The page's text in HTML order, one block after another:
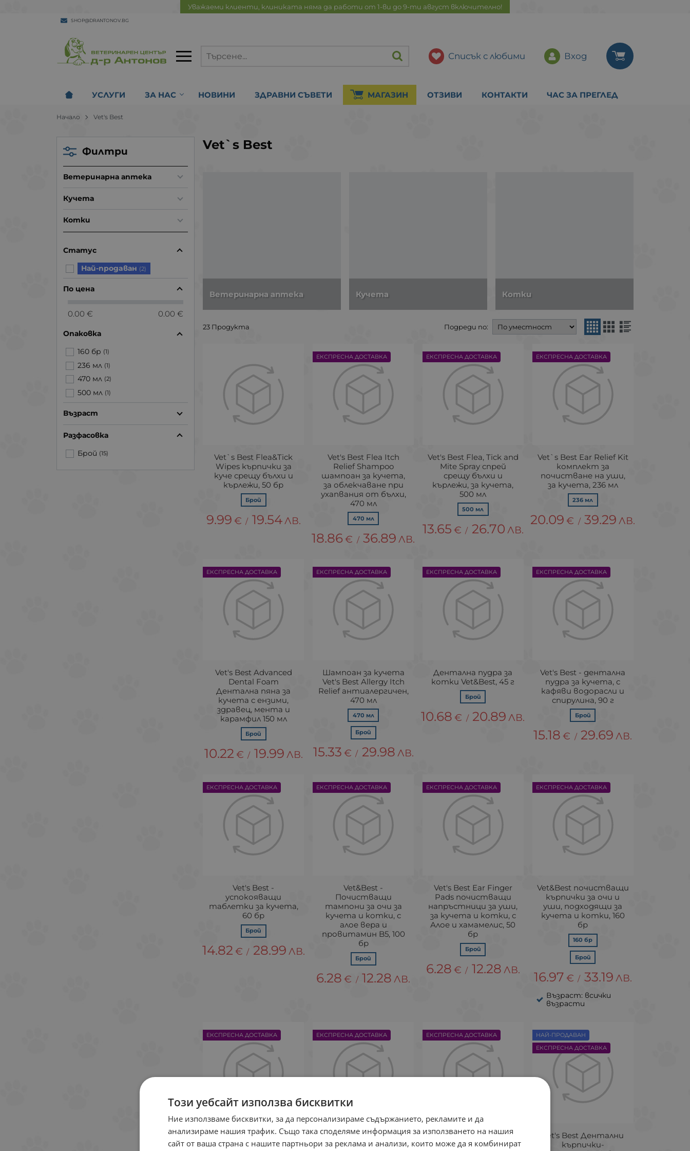
Уважаеми клиенти, клиниката няма да работи от 1-ви до 9-ти август включително!
SHOP@DRANTONOV.BG
Списък с любими Вход
УСЛУГИ ЗА НАС НОВИНИ ЗДРАВНИ СЪВЕТИ МАГАЗИН ОТЗИВИ КОНТАКТИ ЧАС ЗА ПРЕГЛЕД
Начало Vet's Best
Vet`s Best
Ветеринарна аптека Кучета Котки
23 Продукта Подреди по:
Vet`s Best Flea&Tick
Wipes кърпички за
куче срещу бълхи и
кърлежи, 50 бр
Брой
9.99 € / 19.54ЛВ.
Vet's Best Flea Itch
Relief Shampoo
шампоан за кучета,
за облекчаване при
ухапвания от бълхи,
470 мл
470 мл
18.86€ / 36.89 ЛВ.
ЕКСПРЕСНА ДОСТАВКА
Vet's Best Flea, Tick and
Mite Spray спрей
срещу бълхи и
кърлежи, за кучета,
500 мл
500 мл
13.65 € / 26.70 ЛВ.
ЕКСПРЕСНА ДОСТАВКА
Vet`s Best Ear Relief Kit
комплект за
почистване на уши,
за кучета, 236 мл
236 мл
20.09 € / 39.29 ЛВ.
ЕКСПРЕСНА ДОСТАВКА
Vet's Best Advanced
Dental Foam
Дентална пяна за
кучета с ензими,
здравец, мента и
карамфил 150 мл
Брой
10.22 € / 19.99 ЛВ.
ЕКСПРЕСНА ДОСТАВКА
Шампоан за кучета
Vet's Best Allergy Itch
Relief антиалергичен,
470 мл
470 мл
Брой
15.33 € / 29.98 ЛВ.
ЕКСПРЕСНА ДОСТАВКА
Дентална пудра за
котки Vet&Best, 45 г
Брой
10.68 € / 20.89 ЛВ.
ЕКСПРЕСНА ДОСТАВКА
Vet's Best - дентална
пудра за кучета, с
кафяви водорасли и
спирулина, 90 г
Брой
15.18 € / 29.69 ЛВ.
ЕКСПРЕСНА ДОСТАВКА
Vet's Best -
успокояващи
таблетки за кучета,
60 бр
Брой
14.82 € / 28.99 ЛВ.
ЕКСПРЕСНА ДОСТАВКА
Vet&Best -
Почистващи
тампони за очи за
кучета и котки, с
алое вера и
провитамин B5, 100
бр
Брой
6.28 € / 12.28 ЛВ.
ЕКСПРЕСНА ДОСТАВКА
Vet's Best Ear Finger
Pads почистващи
напръстници за уши,
за кучета и котки, с
Алое и хамамелис, 50
бр
Брой
6.28 € / 12.28 ЛВ.
ЕКСПРЕСНА ДОСТАВКА
Vet&Best почистващи
кърпички за очи и
уши, подходящи за
кучета и котки, 160
бр
160 бр
Брой
16.97 € / 33.19 ЛВ.
Възраст: всички
възрасти
ЕКСПРЕСНА ДОСТАВКА
Vet's Best Четка за
зъби-напръстник
ЕКСПРЕСНА ДОСТАВКА
Комплект за кучета
Vet&Best паста за
ЕКСПРЕСНА ДОСТАВКА
Vet's Best комплект за
дентална хигиена за
ЕКСПРЕСНА ДОСТАВКА
Vet's Best Дентални
кърпички-
НАЙ-ПРОДAВАН
ЕКСПРЕСНА ДОСТАВКА
Филтри
Ветеринарна аптека
Кучета
Котки
Статус
Най-продaван (2)
По цена
0.00 € 0.00 €
Опаковка
160 бр (1)
236 мл (1)
470 мл (2)
500 мл (1)
Възраст
Разфасовка
Брой (15)
Този уебсайт използва бисквитки
Ние използваме бисквитки, за да персонализираме съдържанието, рекламите и да
анализираме нашия трафик. Също така споделяме информация за използването на нашия
сайт от ваша страна с нашите партньори за реклама и анализи, които може да я комбинират